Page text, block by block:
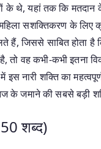
के थे, यहां तक कि
सशक्तिकरण के लिए
जिससे साबित होता है
है, तो वह कभी-कभी
इस नारी शक्ति का
के जमाने की सबसे बड़ी
शब्द)